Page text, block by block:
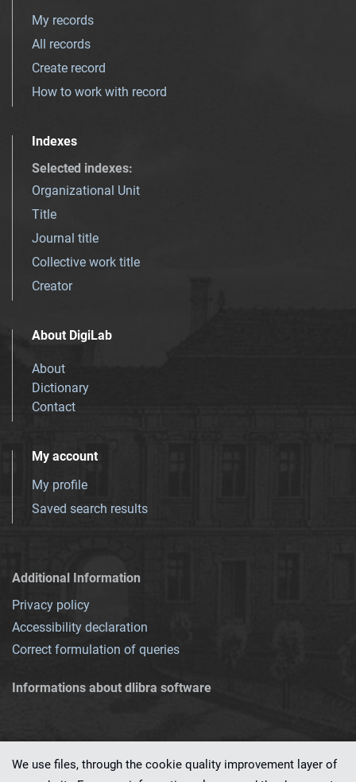
My records
All records
Create record
How to work with record
Indexes
Selected indexes:
Organizational Unit
Title
Journal title
Collective work title
Creator
About DigiLab
About
Dictionary
Contact
My account
My profile
Saved search results
Additional Information
Privacy policy
Accessibility declaration
Correct formulation of queries
Informations about dlibra software
We use files, through the cookie quality improvement layer of